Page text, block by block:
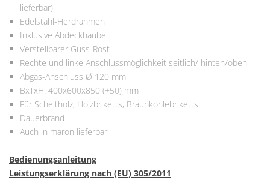
lieferbar)
Edelstahl-Herdrahmen
Inklusive Abdeckhaube
Verstellbarer Guss-Rost
Rechte und linke Anschlussmöglichkeit seitlich/ hinten/oben
Abgas-Anschluss Ø 120 mm
BxTxH: 400x600x850 (+50) mm
Für Scheitholz, Holzbriketts, Braunkohlebriketts
Dauerbrand
Auch in maron lieferbar
Bedienungsanleitung
Leistungserklärung nach (EU) 305/2011